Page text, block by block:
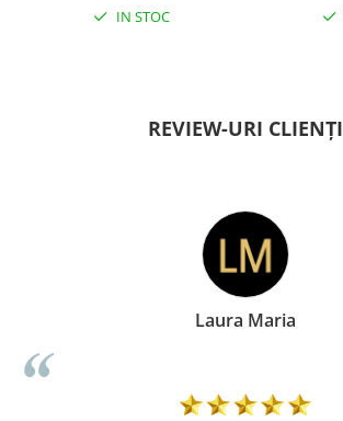
IN STOC
REVIEW-URI CLIENȚI